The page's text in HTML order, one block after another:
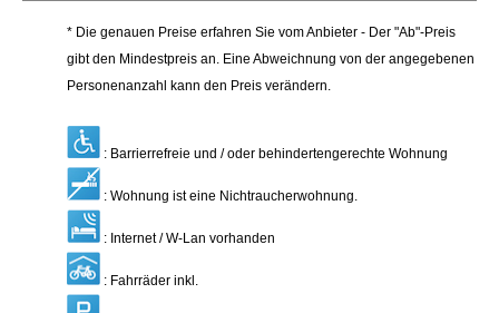
* Die genauen Preise erfahren Sie vom Anbieter - Der "Ab"-Preis
gibt den Mindestpreis an. Eine Abweichnung von der angegebenen
Personenanzahl kann den Preis verändern.
: Barrierrefreie und / oder behindertengerechte Wohnung
: Wohnung ist eine Nichtraucherwohnung.
: Internet / W-Lan vorhanden
: Fahrräder inkl.